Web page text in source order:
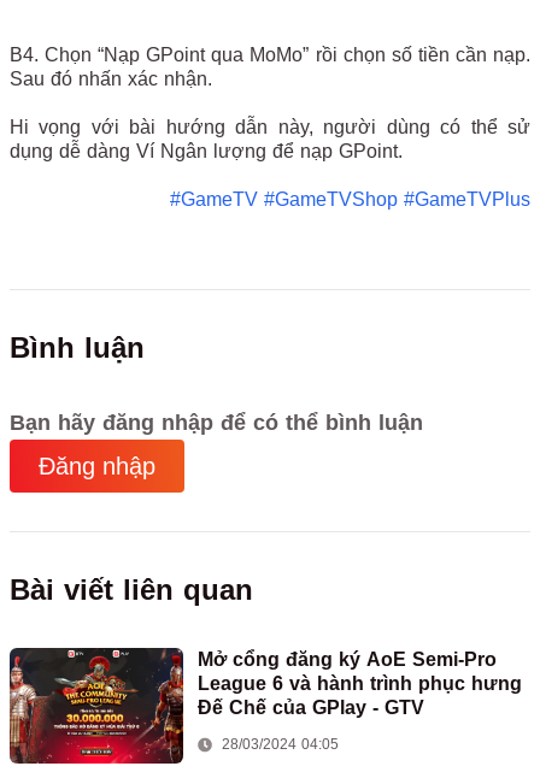
B4. Chọn “Nạp GPoint qua MoMo” rồi chọn số tiền cần nạp.
Sau đó nhấn xác nhận.
Hi vọng với bài hướng dẫn này, người dùng có thể sử
dụng dễ dàng Ví Ngân lượng để nạp GPoint.
#GameTV #GameTVShop #GameTVPlus
Bình luận
Bạn hãy đăng nhập để có thể bình luận
Đăng nhập
Bài viết liên quan
Mở cổng đăng ký AoE Semi-Pro
League 6 và hành trình phục hưng
Đế Chế của GPlay - GTV
28/03/2024 04:05